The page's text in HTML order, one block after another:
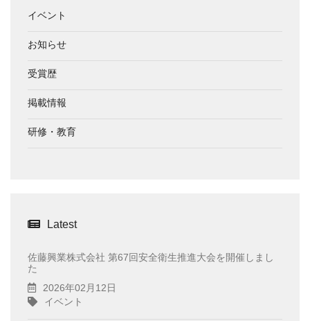
イベント
お知らせ
受賞歴
掲載情報
研修・教育
Latest
佐藤興業株式会社 第67回安全衛生推進大会を開催しまし
た
2026年02月12日
イベント